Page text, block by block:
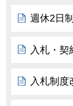
週休2日
入札・契
入札制度